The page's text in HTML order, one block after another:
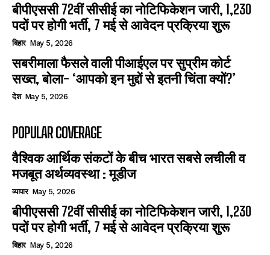
बीपीएससी 72वीं सीसीई का नोटिफिकेशन जारी, 1,230
पदों पर होगी भर्ती, 7 मई से आवेदन प्रक्रिया शुरू
बिहार May 5, 2026
सबरीमाला फैसले वाली पीआईएल पर सुप्रीम कोर्ट
सख्त, बोला- ‘आपको इन मुद्दों से इतनी चिंता क्यों?’
देश May 5, 2026
POPULAR COVERAGE
वैश्विक आर्थिक संकटों के बीच भारत सबसे लचीली व
मजबूत अर्थव्यवस्था : मूडीज
व्यापार May 5, 2026
बीपीएससी 72वीं सीसीई का नोटिफिकेशन जारी, 1,230
पदों पर होगी भर्ती, 7 मई से आवेदन प्रक्रिया शुरू
बिहार May 5, 2026